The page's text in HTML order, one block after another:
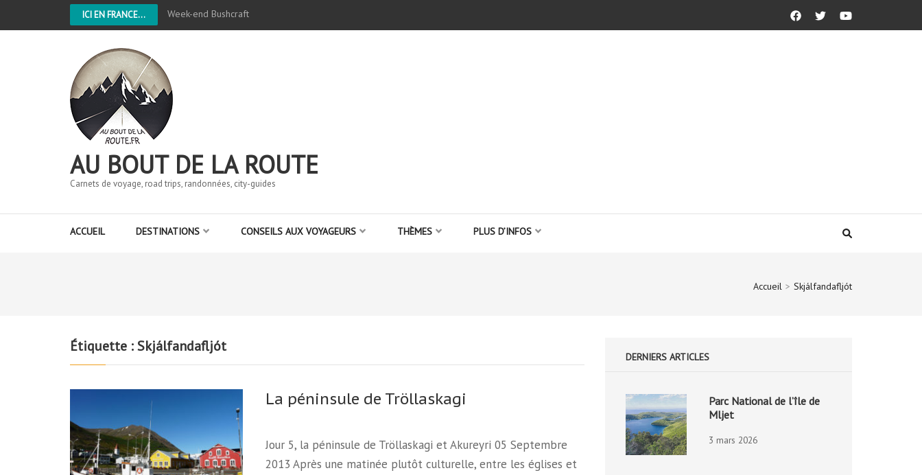
ICI EN FRANCE... Week-end Bushcraft
AU BOUT DE LA ROUTE
Carnets de voyage, road trips, randonnées, city-guides
ACCUEIL DESTINATIONS CONSEILS AUX VOYAGEURS THÈMES PLUS D’INFOS
Accueil > Skjálfandafljót
Étiquette :Skjálfandafljót
La péninsule de Tröllaskagi
Jour 5, la péninsule de Tröllaskagi et Akureyri 05 Septembre
2013 Après une matinée plutôt culturelle, entre les églises et
DERNIERS ARTICLES
Parc National de l’île de
Mljet
3 mars 2026